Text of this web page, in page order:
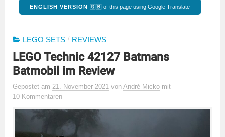
ENGLISH VERSION 🇬🇧 of this page using Google Translate
LEGO SETS / REVIEWS
LEGO Technic 42127 Batmans
Batmobil im Review
Gepostet am 21. November 2021 von André Micko mit
10 Kommentaren